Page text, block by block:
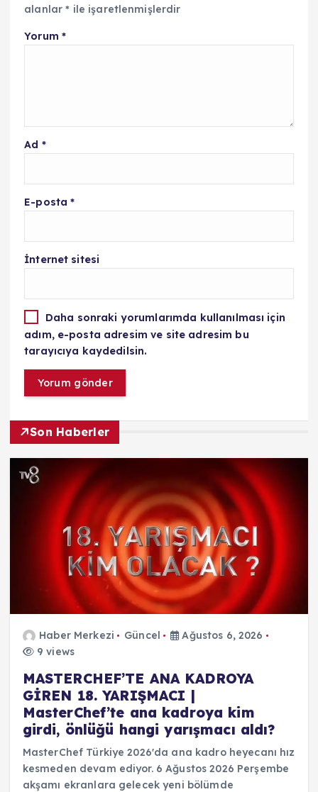
alanlar* ile işaretlenmişlerdir
Yorum *
Ad *
E-posta*
İnternet sitesi
Daha sonraki yorumlarımda kullanılması için
adım, e-posta adresim ve site adresim bu
tarayıcıya kaydedilsin.
Son Haberler
Haber Merkezi Güncel
Ağustos 6, 2026
9 views
MASTERCHEF’TE ANA KADROYA
GİREN 18. YARIŞMACI |
MasterChef’te ana kadroya kim
girdi, önlüğü hangi yarışmacı aldı?
MasterChef Türkiye 2026'da ana kadro heyecanı hız
kesmeden devam ediyor. 6 Ağustos 2026 Perşembe
akşamı ekranlara gelecek yeni bölümde